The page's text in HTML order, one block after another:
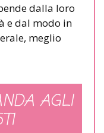
dalla loro
e dal modo in
meglio
AGLI